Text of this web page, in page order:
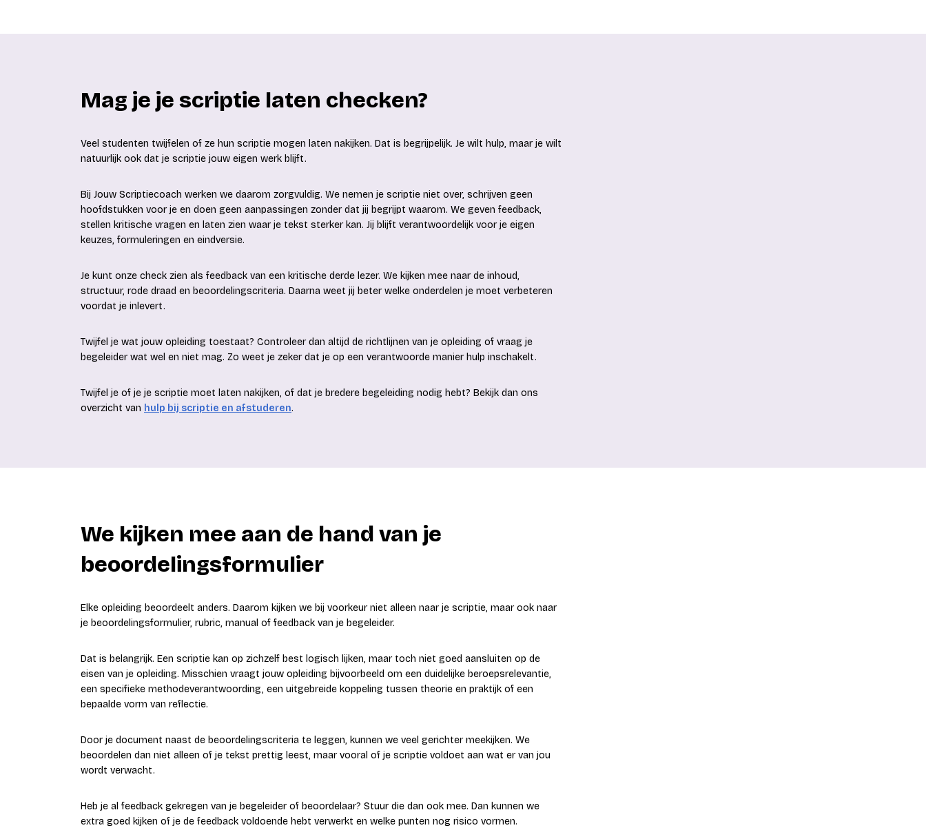
Mag je je scriptie laten checken?
Veel studenten twijfelen of ze hun scriptie mogen laten nakijken. Dat is begrijpelijk. Je wilt hulp, maar je wilt
natuurlijk ook dat je scriptie jouw eigen werk blijft.
Bij Jouw Scriptiecoach werken we daarom zorgvuldig. We nemen je scriptie niet over, schrijven geen
hoofdstukken voor je en doen geen aanpassingen zonder dat jij begrijpt waarom. We geven feedback,
stellen kritische vragen en laten zien waar je tekst sterker kan. Jij blijft verantwoordelijk voor je eigen
keuzes, formuleringen en eindversie.
Je kunt onze check zien als feedback van een kritische derde lezer. We kijken mee naar de inhoud,
structuur, rode draad en beoordelingscriteria. Daarna weet jij beter welke onderdelen je moet verbeteren
voordat je inlevert.
Twijfel je wat jouw opleiding toestaat? Controleer dan altijd de richtlijnen van je opleiding of vraag je
begeleider wat wel en niet mag. Zo weet je zeker dat je op een verantwoorde manier hulp inschakelt.
Twijfel je of je je scriptie moet laten nakijken, of dat je bredere begeleiding nodig hebt? Bekijk dan ons
overzicht van hulp bij scriptie en afstuderen.
We kijken mee aan de hand van je
beoordelingsformulier
Elke opleiding beoordeelt anders. Daarom kijken we bij voorkeur niet alleen naar je scriptie, maar ook naar
je beoordelingsformulier, rubric, manual of feedback van je begeleider.
Dat is belangrijk. Een scriptie kan op zichzelf best logisch lijken, maar toch niet goed aansluiten op de
eisen van je opleiding. Misschien vraagt jouw opleiding bijvoorbeeld om een duidelijke beroepsrelevantie,
een specifieke methodeverantwoording, een uitgebreide koppeling tussen theorie en praktijk of een
bepaalde vorm van reflectie.
Door je document naast de beoordelingscriteria te leggen, kunnen we veel gerichter meekijken. We
beoordelen dan niet alleen of je tekst prettig leest, maar vooral of je scriptie voldoet aan wat er van jou
wordt verwacht.
Heb je al feedback gekregen van je begeleider of beoordelaar? Stuur die dan ook mee. Dan kunnen we
extra goed kijken of je de feedback voldoende hebt verwerkt en welke punten nog risico vormen.